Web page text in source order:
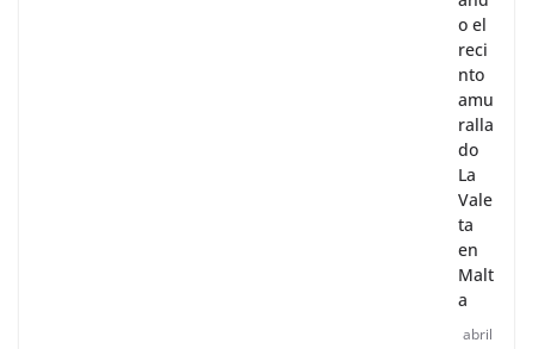
Visit
and
o el
reci
nto
amu
ralla
do
La
ta